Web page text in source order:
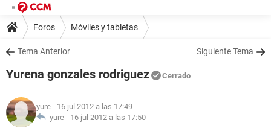
Foros Móviles y tabletas
Tema Anterior Siguiente Tema
Yurena gonzales rodriguez Cerrado
yure - 16 jul 2012 a las 17:49
yure - 16 jul 2012 a las 17:50